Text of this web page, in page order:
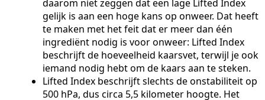
daarom niet zeggen dat een lage Lifted Index
gelijk is aan een hoge kans op onweer. Dat heeft
te maken met het feit dat er meer dan één
ingrediënt nodig is voor onweer: Lifted Index
beschrijft de hoeveelheid kaarsvet, terwijl je ook
iemand nodig hebt om de kaars aan te steken.
Lifted Index beschrijft slechts de onstabiliteit op
500 hPa, dus circa 5,5 kilometer hoogte. Het